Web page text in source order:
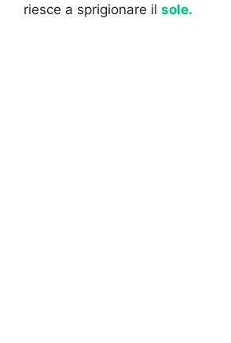
riesce a sprigionare il sole.